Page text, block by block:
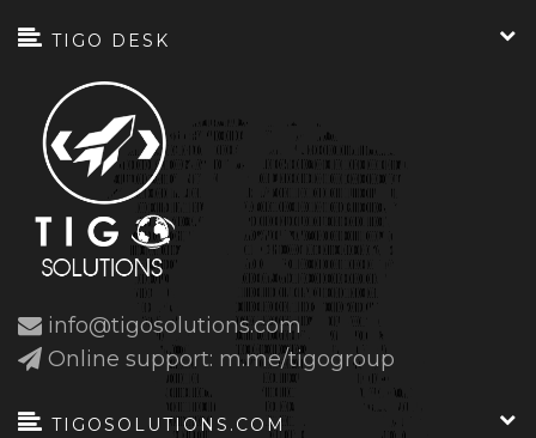
TIGO DESK
info@tigosolutions.com
Online support: m.me/tigogroup
TIGOSOLUTIONS.COM